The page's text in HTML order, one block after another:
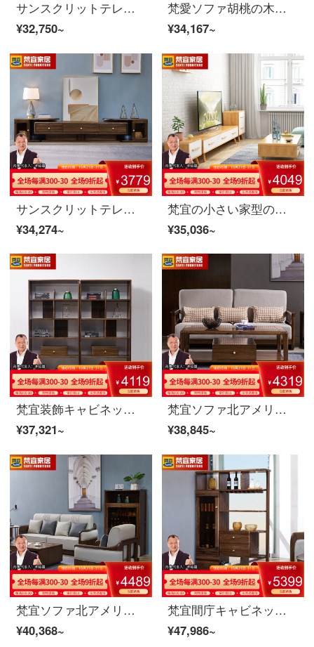
サンスクリットテレビキャビネット北米の黒いクルミの木の実木のテレビの箱の2.0メートルのアメリカ式のテレビキャビネットの客間の戸棚の映画とテレビの箱の暗いクルミの色のテレビの箱の8 K 01〓テレビの箱北米の暗いクルミの木
¥32,750~
梵愛ソファ胡桃の木の実木ソファ、現代中国式のリビングルームの実木の布芸セットソファ、冬と夏の両方のストレージ版の4つのビット+足+双手すりのシングルビット
¥34,167~
サンスクリットテレビキャビネット北米の黒いクルミの木の実木のテレビのキャビネットはアメリカンテレビの客間の戸棚の映画とテレビの箱の暗いクルミの色のテレビの箱の8 K 02〓〓テレビの箱の北米の暗いクルミの木の木に伸縮することができます
¥34,274~
梵宜の小さい家型のお茶の何のテレビの箱はセットを組み合わせて現代に簡単にテーブルの客間の本当の木の家具のテーブルの逸品の家具の2239茶何+2239テレビの箱+高い箱+低い箱
¥35,036~
梵宜装飾キャビネット間キャビネット北米黒胡桃の木の実のキャビネットアメリカの客間の屏風の仕切り棚の玄関の戸棚の両面のキャビネットの装飾の簡単なキャビネットの8 K 09〓〓間のホールのキャビネットの北米の黒胡桃の木
¥37,321~
梵宜ソファ北アメリカ黒胡桃の木の実木ソファ1+2+3セットの布芸単双三人のソファーの大きさと部屋型のアメリカンソファは簡単にリビングルームの家具を予約します。8 W 03二人の席は北アメリカの黒胡桃の木です。
¥38,845~
梵宜ソファ北アメリカ黒胡桃の木の実木ソファ1+2+3セットの布芸単双三人のソファーの大きさと部屋型のアメリカンソファを簡単に予約します。8 W 01シングルルームは北アメリカの黒胡桃の木です。
¥40,368~
梵宜間庁キャビネット北米黒胡桃の木の実のキャビネットは客間の屏風の仕切り棚の玄関の戸棚の両面のキャビネットの装飾の簡単な保管物の戸棚のアメリカ式家具の8 L 01間のホールのキャビネットに入ります。
¥47,986~